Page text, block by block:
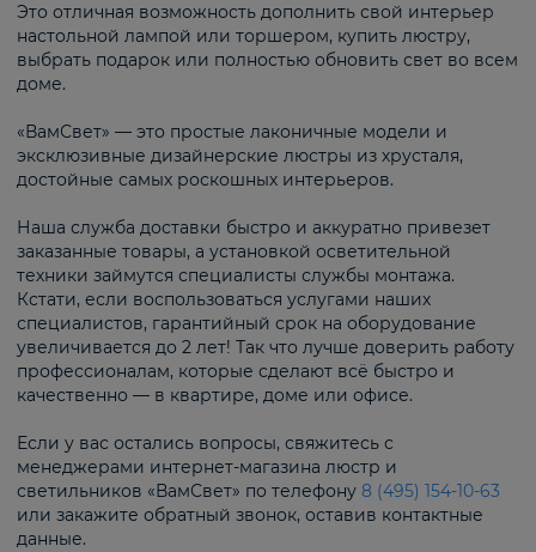
Это отличная возможность дополнить свой интерьер
настольной лампой или торшером, купить люстру,
выбрать подарок или полностью обновить свет во всем
доме.
«ВамСвет» — это простые лаконичные модели и
эксклюзивные дизайнерские люстры из хрусталя,
достойные самых роскошных интерьеров.
Наша служба доставки быстро и аккуратно привезет
заказанные товары, а установкой осветительной
техники займутся специалисты службы монтажа.
Кстати, если воспользоваться услугами наших
специалистов, гарантийный срок на оборудование
увеличивается до 2 лет! Так что лучше доверить работу
профессионалам, которые сделают всё быстро и
качественно — в квартире, доме или офисе.
Если у вас остались вопросы, свяжитесь с
менеджерами интернет-магазина люстр и
светильников «ВамСвет» по телефону 8 (495) 154-10-63
или закажите обратный звонок, оставив контактные
данные.